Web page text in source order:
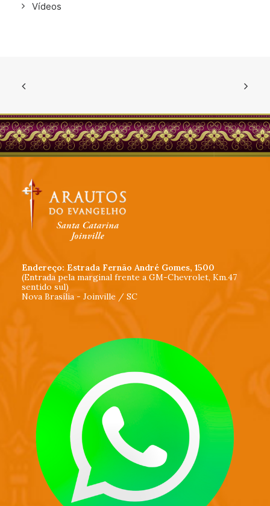
Vídeos
Endereço: Estrada Fernão André Gomes, 1500
(Entrada pela marginal frente a GM-Chevrolet, Km.47
sentido sul)
Nova Brasília - Joinville / SC